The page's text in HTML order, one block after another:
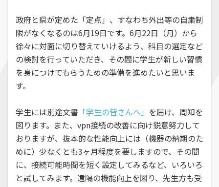
政府と県が定めた「定点」、すなわち外出等の自粛制
限がなくなるのは6月19日です。6月22日（月）から
徐々に対面に切り替えていけるよう、科目の選定など
の検討を行っていただき、その間に学生が新しい習慣
を身につけてもらうための準備を進めたいと思いま
す。
学生には別途文書 「学生の皆さんへ」 を届け、周知を
図ります。また、vpn接続の改善に向け鋭意努力して
おりますが、抜本的な性能向上には（機器の納期のた
めに）少なくとも3ヶ月程度を要しますので、その間
に、接続可能時間を短く設定してみるなど、いろいろ
と試してみます。遠隔の機能向上を図り、先生方も受